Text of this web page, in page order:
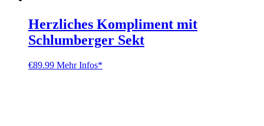
Herzliches Kompliment mit
Schlumberger Sekt
€89.99 Mehr Infos*